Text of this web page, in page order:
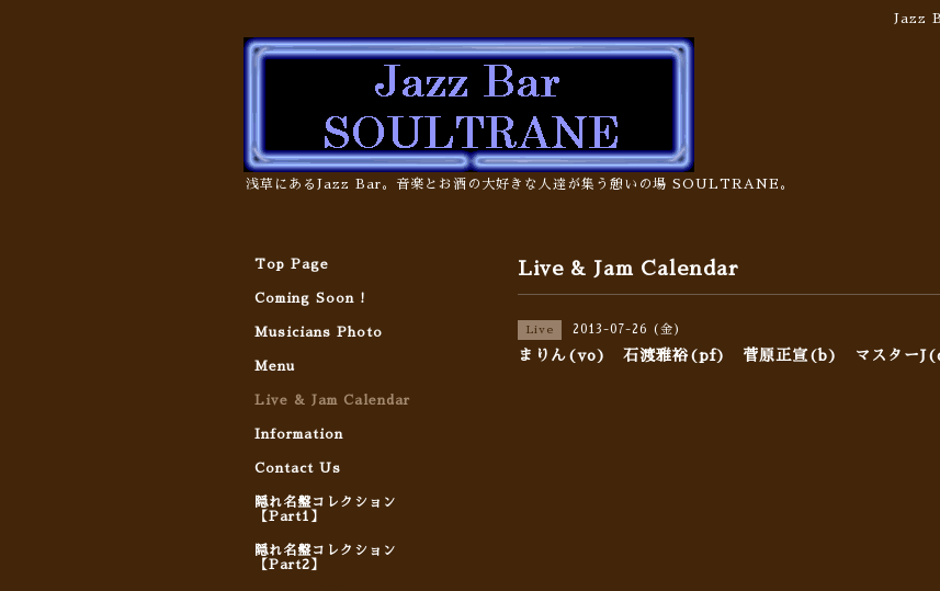
Jazz
浅草にあるJazz Bar。音楽とお酒の大好きな人達が集う憩いの場 SOULTRANE。
Live & Jam Calendar
Live 2013-07-26 (金)
まりん(vo) 石渡雅裕(pf) 菅原正宣(b) マスター
Top Page
Coming Soon !
Musicians Photo
Menu
Live & Jam Calendar
Information
Contact Us
隠れ名盤コレクション
【Part1】
隠れ名盤コレクション
【Part2】